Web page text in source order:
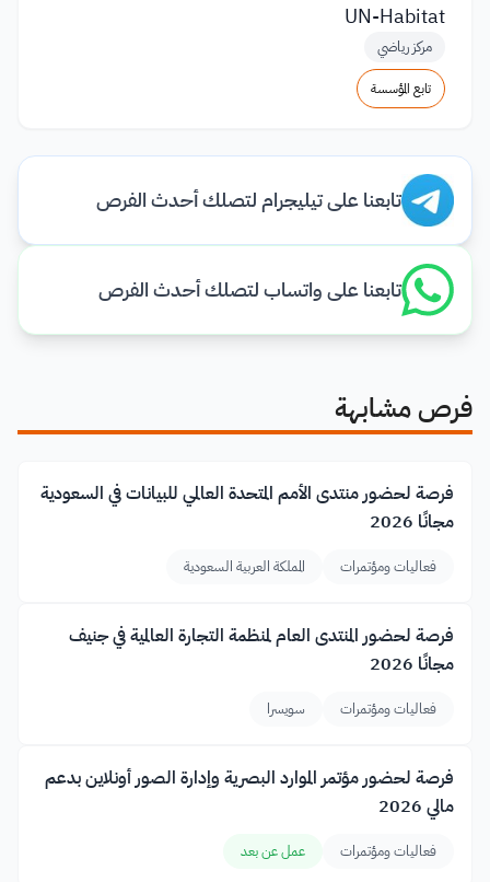
UN-Habitat
مركز رياضي
تابع المؤسسة
تابعنا على تيليجرام لتصلك أحدث الفرص
تابعنا على واتساب لتصلك أحدث الفرص
فرص مشابهة
فرصة لحضور منتدى الأمم المتحدة العالمي للبيانات في السعودية
مجانًا 2026
فعاليات ومؤتمرات المملكة العربية السعودية
فرصة لحضور المنتدى العام لمنظمة التجارة العالمية في جنيف
مجانًا 2026
فعاليات ومؤتمرات سويسرا
فرصة لحضور مؤتمر الموارد البصرية وإدارة الصور أونلاين بدعم
مالي 2026
فعاليات ومؤتمرات عمل عن بعد